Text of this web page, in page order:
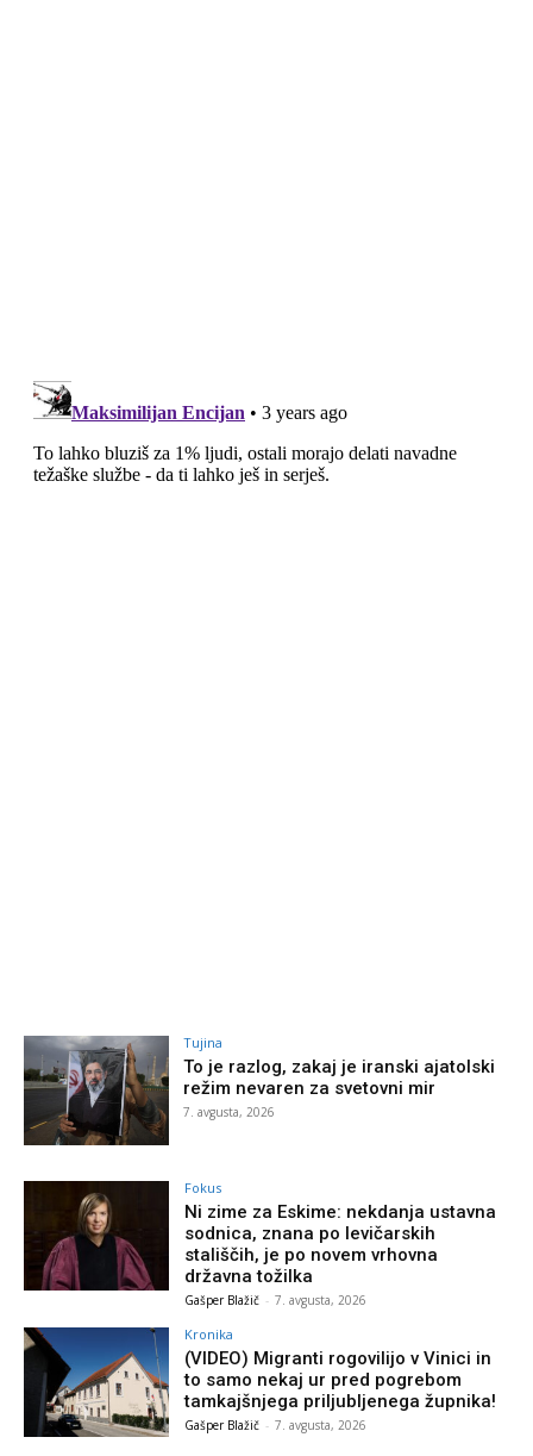
Tujina
To je razlog, zakaj je iranski ajatolski
režim nevaren za svetovni mir
7. avgusta, 2026
Fokus
Ni zime za Eskime: nekdanja ustavna
sodnica, znana po levičarskih
stališčih, je po novem vrhovna
državna tožilka
Gašper Blažič - 7. avgusta, 2026
Kronika
(VIDEO) Migranti rogovilijo v Vinici in
to samo nekaj ur pred pogrebom
tamkajšnjega priljubljenega župnika!
Gašper Blažič - 7. avgusta, 2026